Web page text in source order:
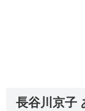
長谷川京子